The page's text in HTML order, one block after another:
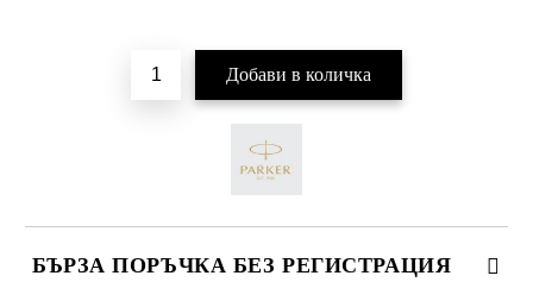
БЪРЗА ПОРЪЧКА БЕЗ РЕГИСТРАЦИЯ